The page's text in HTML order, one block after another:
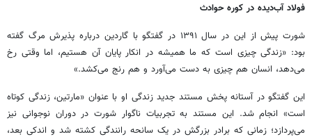
فولاد آب‌دیده در کوره حوادث
شورت پیش از این در سال ۱۳۹۱ در گفتگو با گاردین درباره پذیرش مرگ گفته
بود: «زندگی چیزی است که ما همیشه در انکار پایان آن هستیم، اما وقتی رخ
می‌دهد، انسان هم چیزی به دست می‌آورد و هم رنج می‌کشد.»
این گفتگو در آستانه پخش مستند جدید زندگی او با عنوان «مارتین، زندگی کوتاه
است» انجام شد. این مستند به تجربیات ناگوار شورت در دوران نوجوانی نیز
می‌پردازد؛ زمانی که برادر بزرگش در یک سانحه رانندگی کشته شد و اندکی بعد،